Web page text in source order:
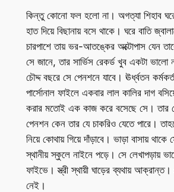
কিন্তু কোনো ফল হলো না। অগত্যা শিহাব
হাত দিয়ে বিছানায় বসে থাকে। ঘরে বাতি
চারপাশে তায় ভর-আতঙ্কের অক্টোপাস যেন
সে জানে, তার সার্ভিস রেকর্ড খুব একটা
চৌদ্দ বছরে সে পেনশনে যাবে। ঊর্ধ্বতন
পার্সোনাল ফাইলে একবার লাল কালির দাগ
করার মতোই এক কাজ করে বসেছে সে। তার
পেনশন কেন তার যে চাকরিও যেতে পারে।
নিয়ে কোথায় গিয়ে দাঁড়াবে। ভাড়া বাসায় থাকে
স্থানীয় স্কুলে নাইনে পড়ে। সে লেখাপড়ায়
ফাইভে। স্ত্রী স্থায়ী ঘাড়ের ব্যথায়
নেই।